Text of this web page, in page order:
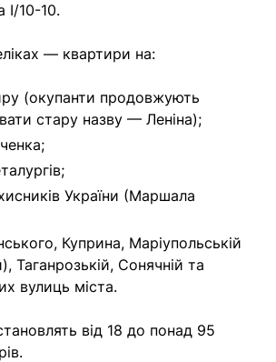
І/10-10.
— квартири на:
(окупанти продовжують
стару назву — Леніна);
України (Маршала
Куприна, Маріупольській
Таганрозькій, Сонячній та
вулиць міста.
від 18 до понад 95